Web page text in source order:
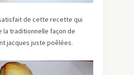
de cette recette qui
la traditionnelle façon de
jacques juste poêlées.